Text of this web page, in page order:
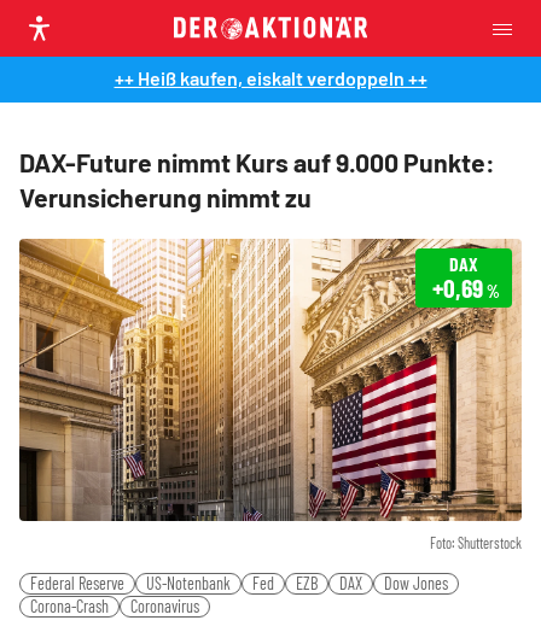
++ Heiß kaufen, eiskalt verdoppeln ++
DAX-Future nimmt Kurs auf 9.000 Punkte:
Verunsicherung nimmt zu
Foto: Shutterstock
DAX
+0,69%
Federal Reserve US-Notenbank Fed EZB DAX
Dow Jones
Corona-Crash
Coronavirus